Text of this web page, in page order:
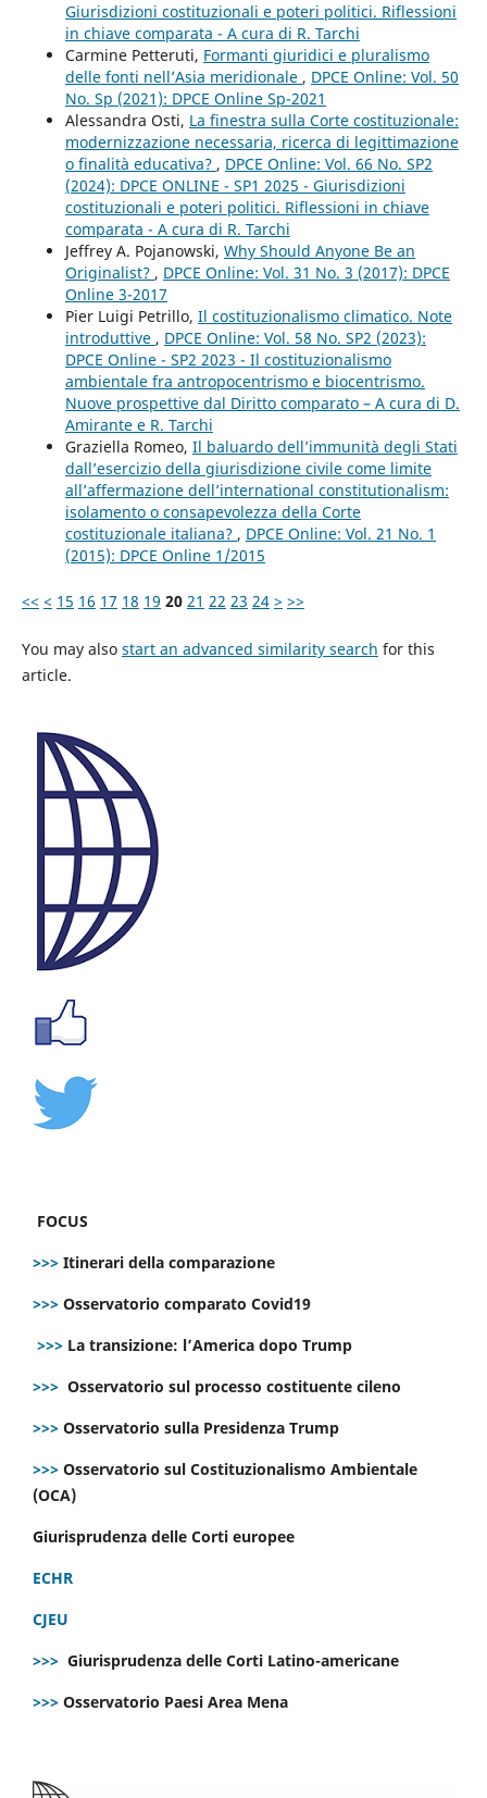
Giurisdizioni costituzionali e poteri politici. Riflessioni
in chiave comparata - A cura di R. Tarchi
Carmine Petteruti, Formanti giuridici e pluralismo
delle fonti nell’Asia meridionale , DPCE Online: Vol. 50
No. Sp (2021): DPCE Online Sp-2021
Alessandra Osti, La finestra sulla Corte costituzionale:
modernizzazione necessaria, ricerca di legittimazione
o finalità educativa? , DPCE Online: Vol. 66 No. SP2
(2024): DPCE ONLINE - SP1 2025 - Giurisdizioni
costituzionali e poteri politici. Riflessioni in chiave
comparata - A cura di R. Tarchi
Jeffrey A. Pojanowski, Why Should Anyone Be an
Originalist? , DPCE Online: Vol. 31 No. 3 (2017): DPCE
Online 3-2017
Pier Luigi Petrillo, Il costituzionalismo climatico. Note
introduttive , DPCE Online: Vol. 58 No. SP2 (2023):
DPCE Online - SP2 2023 - Il costituzionalismo
ambientale fra antropocentrismo e biocentrismo.
Nuove prospettive dal Diritto comparato – A cura di D.
Amirante e R. Tarchi
Graziella Romeo, Il baluardo dell’immunità degli Stati
dall’esercizio della giurisdizione civile come limite
all’affermazione dell’international constitutionalism:
isolamento o consapevolezza della Corte
costituzionale italiana? , DPCE Online: Vol. 21 No. 1
(2015): DPCE Online 1/2015
<< < 15 16 17 18 19 20 21 22 23 24 > >>
You may also start an advanced similarity search for this
article.
FOCUS
>>> Itinerari della comparazione
>>> Osservatorio comparato Covid19
>>> La transizione: l’America dopo Trump
>>> Osservatorio sul processo costituente cileno
>>> Osservatorio sulla Presidenza Trump
>>> Osservatorio sul Costituzionalismo Ambientale
(OCA)
Giurisprudenza delle Corti europee
ECHR
CJEU
>>> Giurisprudenza delle Corti Latino-americane
>>> Osservatorio Paesi Area Mena